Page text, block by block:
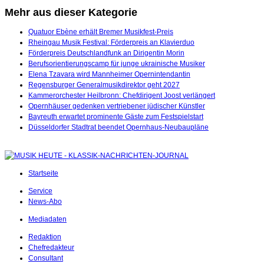
Mehr aus dieser Kategorie
Quatuor Ebène erhält Bremer Musikfest-Preis
Rheingau Musik Festival: Förderpreis an Klavierduo
Förderpreis Deutschlandfunk an Dirigentin Morin
Berufsorientierungscamp für junge ukrainische Musiker
Elena Tzavara wird Mannheimer Opernintendantin
Regensburger Generalmusikdirektor geht 2027
Kammerorchester Heilbronn: Chefdirigent Joost verlängert
Opernhäuser gedenken vertriebener jüdischer Künstler
Bayreuth erwartet prominente Gäste zum Festspielstart
Düsseldorfer Stadtrat beendet Opernhaus-Neubaupläne
Startseite
Service
News-Abo
Mediadaten
Redaktion
Chefredakteur
Consultant